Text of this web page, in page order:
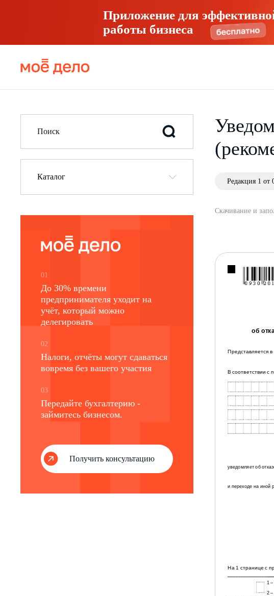
Приложение для
работы бизнеса
Каталог
01
До 30% времени
предпринимателя уходит на
учёт, который можно
делегировать
02
Налоги, отчёты могут сдаваться
вовремя без вашего участия
03
Передайте бухгалтерию -
займитесь бизнесом.
Получить консультацию
Редакция 1 от
Скачивание и
об
Представляется
В соответствии с
уведомляет об
и переходе на иной
На 1 странице с
1 –
2 –